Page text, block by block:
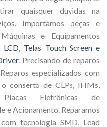
quaisquer duvidas na
Importamos peças e
e Equipamentos
LCD, Telas Touch Screen e
. Precisando de reparos
especializados com
conserto de CLPs, IHMs,
Placas Eletrônicas de
e Acionamento. Reparamos
tecnologia SMD, Lead